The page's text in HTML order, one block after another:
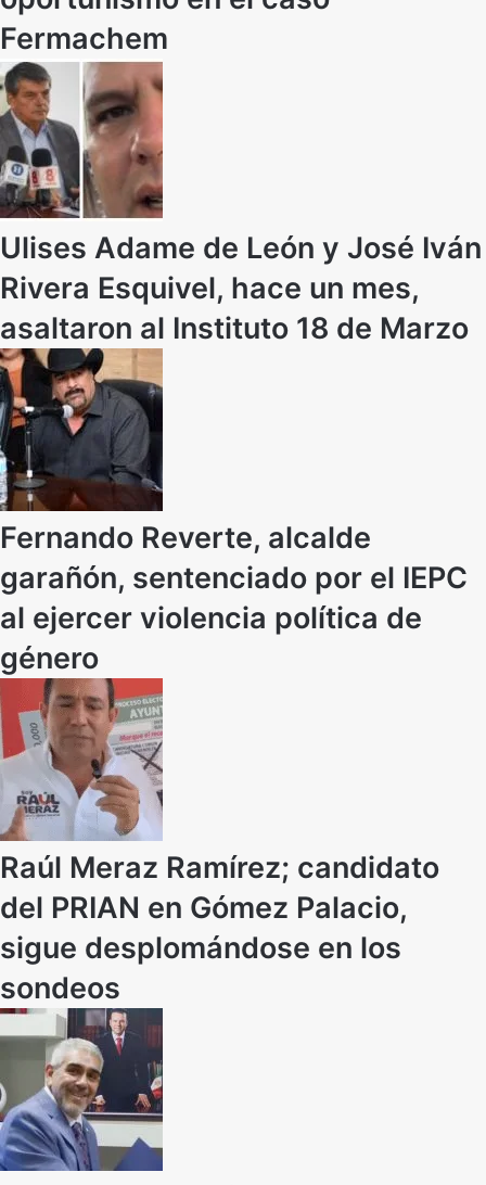
Fermachem
Ulises Adame de León y José Iván
Rivera Esquivel, hace un mes,
asaltaron al Instituto 18 de Marzo
Fernando Reverte, alcalde
garañón, sentenciado por el IEPC
al ejercer violencia política de
género
Raúl Meraz Ramírez; candidato
del PRIAN en Gómez Palacio,
sigue desplomándose en los
sondeos